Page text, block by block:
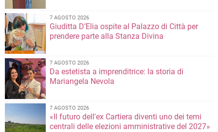
7 AGOSTO 2026
Giuditta D’Elia ospite al Palazzo di Città per
prendere parte alla Stanza Divina
7 AGOSTO 2026
Da estetista a imprenditrice: la storia di
Mariangela Nevola
7 AGOSTO 2026
«Il futuro dell'ex Cartiera diventi uno dei temi
centrali delle elezioni amministrative del 2027»